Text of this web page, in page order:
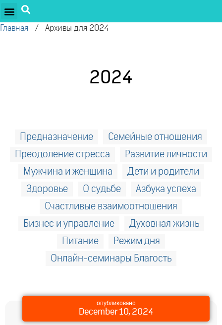
Главная / Архивы для 2024
2024
Предназначение
Семейные отношения
Преодоление стресса
Развитие личности
Мужчина и женщина
Дети и родители
Здоровье
О судьбе
Азбука успеха
Счастливые взаимоотношения
Бизнес и управление
Духовная жизнь
Питание
Режим дня
Онлайн-семинары Благость
опубликовано
December 10, 2024